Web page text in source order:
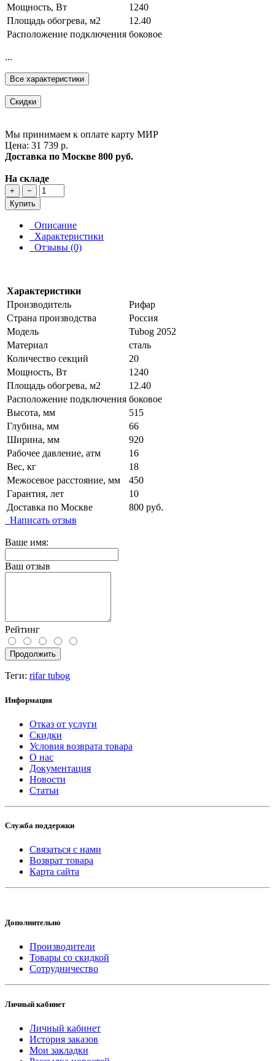
Мощность, Вт
1240
Площадь обогрева, м2
12.40
Расположение подключения боковое
...
Все характеристики
Скидки
Мы принимаем к оплате карту МИР
Цена: 31 739 р.
Доставка по Москве 800 руб.
На складе
+
−
Купить
Описание
Характеристики
Отзывы (0)
Характеристики
Производитель
Рифар
Страна производства
Россия
Модель
Tubog 2052
Материал
сталь
Количество секций
20
Мощность, Вт
1240
Площадь обогрева, м2
12.40
Расположение подключения боковое
Высота, мм
515
Глубина, мм
66
Ширина, мм
920
Рабочее давление, атм
16
Вес, кг
18
Межосевое расстояние, мм
450
Гарантия, лет
10
Доставка по Москве
800 руб.
Написать отзыв
Ваше имя:
Ваш отзыв
Рейтинг
Продолжить
Теги: rifar tubog
Информация
Отказ от услуги
Скидки
Условия возврата товара
О нас
Документация
Новости
Статьи
Служба поддержки
Связаться с нами
Возврат товара
Карта сайта
Дополнительно
Производители
Товары со скидкой
Сотрудничество
Личный кабинет
Личный кабинет
История заказов
Мои закладки